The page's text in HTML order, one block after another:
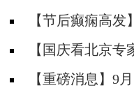
神经内科胡颖教授
【节后癫痫高发
院陈葵博士免费会
题！
【国庆看北京专
天坛&首钢医院两
【重磅消息】9